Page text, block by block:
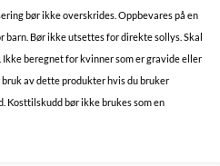
bør ikke overskrides. Oppbevares på en
Bør ikke utsettes for direkte sollys. Skal
Ikke beregnet for kvinner som er gravide eller
av dette produkter hvis du bruker
Kosttilskudd bør ikke brukes som en